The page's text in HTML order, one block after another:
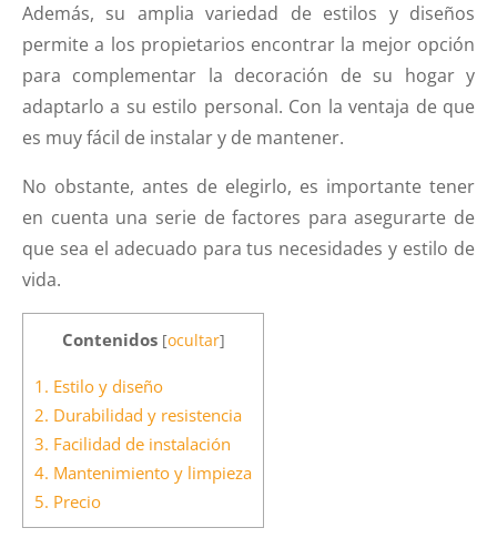
Además, su amplia variedad de estilos y diseños
permite a los propietarios encontrar la mejor opción
para complementar la decoración de su hogar y
adaptarlo a su estilo personal. Con la ventaja de que
es muy fácil de instalar y de mantener.
No obstante, antes de elegirlo, es importante tener
en cuenta una serie de factores para asegurarte de
que sea el adecuado para tus necesidades y estilo de
vida.
Contenidos [ocultar]
1. Estilo y diseño
2. Durabilidad y resistencia
3. Facilidad de instalación
4. Mantenimiento y limpieza
5. Precio